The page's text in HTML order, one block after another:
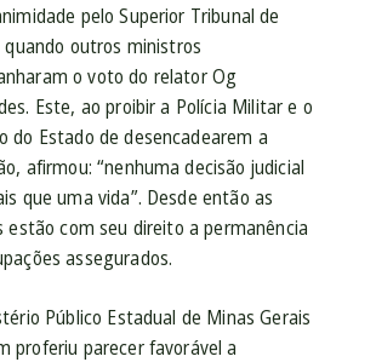
pelo Superior Tribunal de
quando outros ministros
o voto do relator Og
Este, ao proibir a Polícia Militar e o
do Estado de desencadearem a
afirmou: “nenhuma decisão judicial
que uma vida”. Desde então as
estão com seu direito a permanência
assegurados.
Público Estadual de Minas Gerais
proferiu parecer favorável a